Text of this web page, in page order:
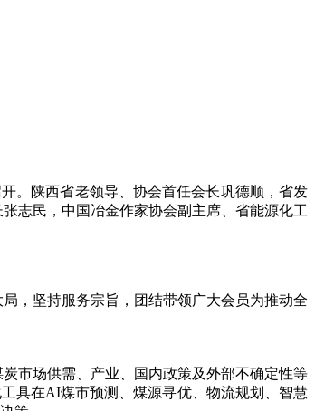
。陕西省老领导、协会首任会长巩德顺，省发
志民，中国冶金作家协会副主席、省能源化工
，坚持服务宗旨，团结带领广大会员为推动全
市场供需、产业、国内政策及外部不确定性等
具在AI煤市预测、煤源寻优、物流规划、智慧